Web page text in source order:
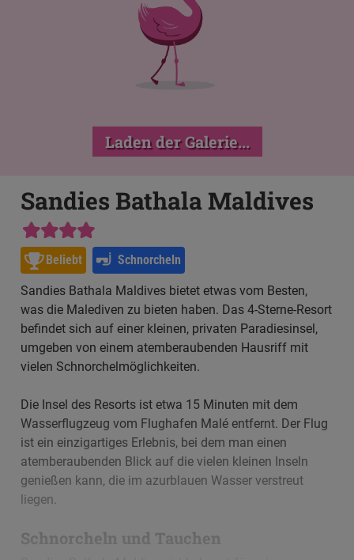
Sandies Bathala Maldives
Beliebt Schnorcheln
Sandies Bathala Maldives bietet etwas vom Besten,
was die Malediven zu bieten haben. Das 4-Sterne-Resort
befindet sich auf einer kleinen, privaten Paradiesinsel,
umgeben von einem atemberaubenden Hausriff mit
vielen Schnorchelmöglichkeiten.
Die Insel des Resorts ist etwa 15 Minuten mit dem
Wasserflugzeug vom Flughafen Malé entfernt. Der Flug
ist ein einzigartiges Erlebnis, bei dem man einen
atemberaubenden Blick auf die vielen kleinen Inseln
genießen kann, die im azurblauen Wasser verstreut
liegen.
Schnorcheln und Tauchen
Laden der Galerie...